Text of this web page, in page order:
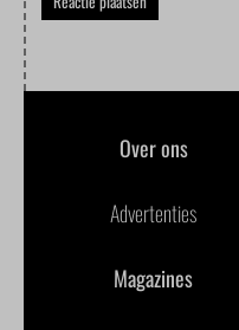
Over ons
Advertenties
Magazines